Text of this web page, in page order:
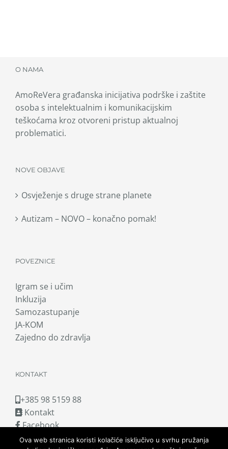
O NAMA
AmoReVera građanska inicijativa podrške i zaštite
osoba s intelektualnim i komunikacijskim
teškoćama kroz otvoreni pristup aktualnoj
problematici.
NOVE OBJAVE
Osvježenje s druge strane planete
Autizam – NOVO – konačno pomak!
POVEZNICE
Igram se i učim
Inkluzija
Samozastupanje
JA-KOM
Zajedno do zdravlja
KONTAKT
+385 98 5159 88
Kontakt
Facebook
Ova web stranica koristi kolačiće isključivo u svrhu pružanja